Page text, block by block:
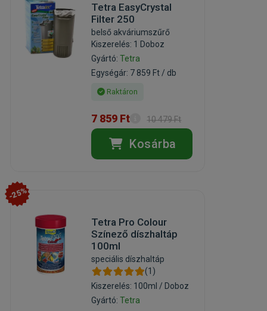
Tetra EasyCrystal
Filter 250
belső akváriumszűrő
Kiszerelés: 1 Doboz
Gyártó:Tetra
Egységár: 7 859 Ft / db
Raktáron
7 859 Ft 10 479 Ft
Kosárba
-25%
Tetra Pro Colour
Színező díszhaltáp
100ml
speciális díszhaltáp
(1)
Kiszerelés: 100ml / Doboz
Gyártó:Tetra